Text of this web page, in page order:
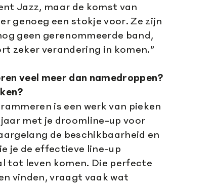
Jazz, maar de komst van
genoeg een stokje voor. Ze zijn
geen gerenommeerde band,
zeker verandering in komen.”
veel meer dan namedroppen?
is een werk van pieken
met je droomline-up voor
de beschikbaarheid en
je de effectieve line-up
tot leven komen. Die perfecte
vinden, vraagt vaak wat